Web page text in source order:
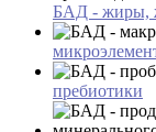
БАД - жиры,
пребиотики